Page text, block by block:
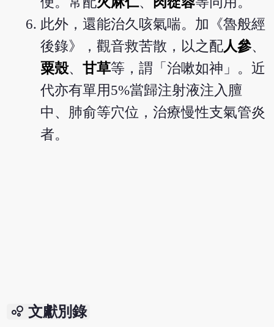
此外，還能治久咳氣喘。加《魯般經
後錄》，觀音救苦散，以之配人參、
粟殼、甘草等，謂「治嗽如神」。近
代亦有單用5%當歸注射液注入膻
中、肺俞等穴位，治療慢性支氣管炎
者。
bubble_chart 文獻別錄